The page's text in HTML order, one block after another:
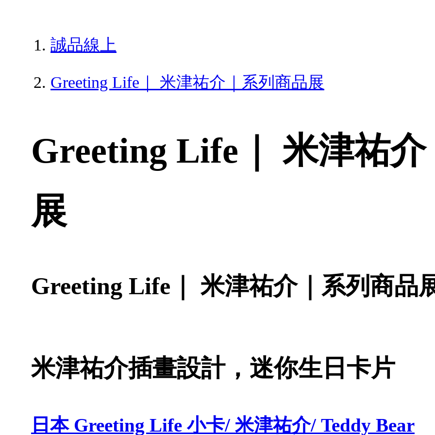
誠品線上
Greeting Life｜ 米津祐介｜系列商品展
Greeting Life｜ 米津祐
展
Greeting Life｜ 米津祐介｜系列商品
米津祐介插畫設計，迷你生日卡片
日本 Greeting Life 小卡/ 米津祐介/ Teddy Bear